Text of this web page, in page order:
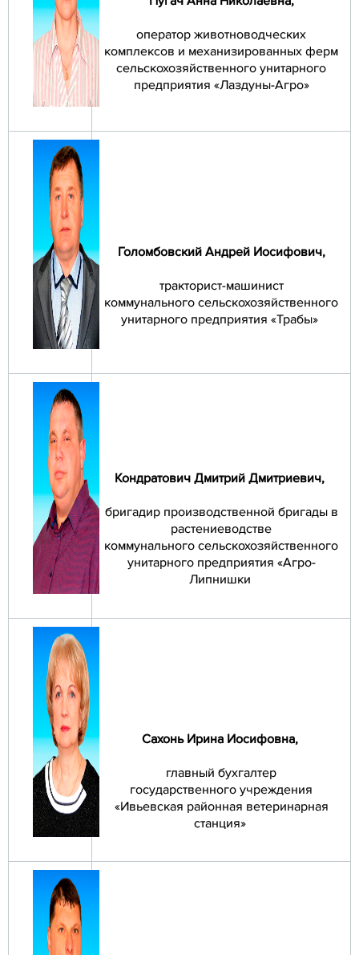
оператор животноводческих
комплексов и механизированных ферм
сельскохозяйственного унитарного
предприятия «Лаздуны-Агро»
Голомбовский Андрей Иосифович,
тракторист-машинист
коммунального сельскохозяйственного
унитарного предприятия «Трабы»
Кондратович Дмитрий Дмитриевич,
бригадир производственной бригады в
растениеводстве
коммунального сельскохозяйственного
унитарного предприятия «Агро-
Липнишки
Сахонь Ирина Иосифовна,
главный бухгалтер
государственного учреждения
«Ивьевская районная ветеринарная
станция»